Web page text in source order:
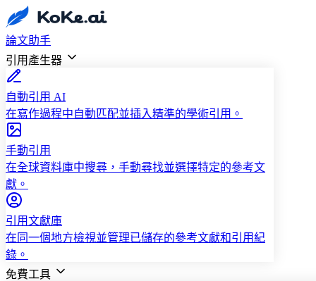
論文助手
引用產生器
自動引用 AI
在寫作過程中自動匹配並插入精準的學術引用。
手動引用
在全球資料庫中搜尋，手動尋找並選擇特定的參考文
獻。
引用文獻庫
在同一個地方檢視並管理已儲存的參考文獻和引用紀
錄。
免費工具